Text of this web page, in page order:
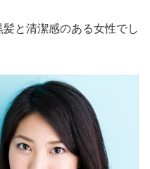
と清潔感のある女性でし